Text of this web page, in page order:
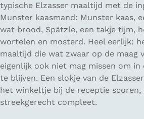
typische Elzasser maaltijd met de
Munster kaasmand: Munster kaas,
wat brood, Spätzle, een takje tijm,
wortelen en mosterd. Heel eerlijk:
maaltijd die wat zwaar op de maag
eigenlijk ook niet mag missen om in
te blijven. Een slokje van de
het winkeltje bij de receptie
streekgerecht compleet.